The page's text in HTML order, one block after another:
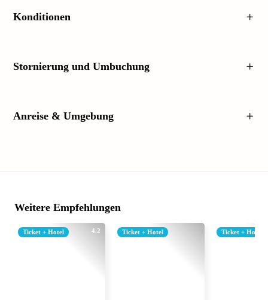
Konditionen
Stornierung und Umbuchung
Anreise & Umgebung
Weitere Empfehlungen
4.2
Ticket + Hotel Ticket + Hotel Ticket + Hotel